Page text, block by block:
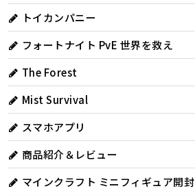
トイカンパニー
フォートナイト PvE 世界を救え
The Forest
Mist Survival
スマホアプリ
商品紹介＆レビュー
マインクラフト ミニフィギュア開封